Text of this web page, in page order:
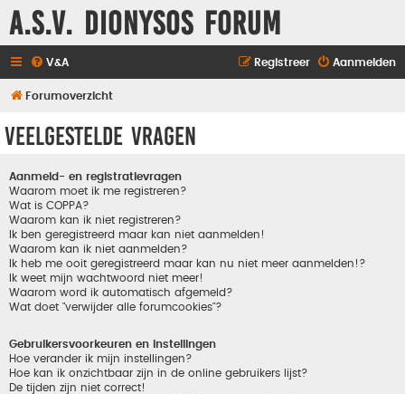
A.S.V. Dionysos Forum
V&A Aanmelden
Registreer
Forumoverzicht
Veelgestelde vragen
Aanmeld- en registratievragen
Waarom moet ik me registreren?
Wat is COPPA?
Waarom kan ik niet registreren?
Ik ben geregistreerd maar kan niet aanmelden!
Waarom kan ik niet aanmelden?
Ik heb me ooit geregistreerd maar kan nu niet meer aanmelden!?
Ik weet mijn wachtwoord niet meer!
Waarom word ik automatisch afgemeld?
Wat doet "verwijder alle forumcookies"?
Gebruikersvoorkeuren en instellingen
Hoe verander ik mijn instellingen?
Hoe kan ik onzichtbaar zijn in de online gebruikers lijst?
De tijden zijn niet correct!